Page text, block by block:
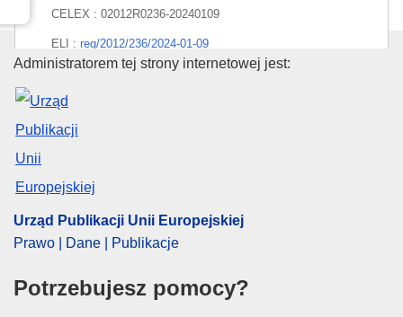
CELEX : 02012R0236-20240109
ELI : reg/2012/236/2024-01-09
Urząd Publikacji Unii
Administratorem tej strony internetowej jest:
Urząd Publikacji Unii Europejskiej
Prawo | Dane | Publikacje
Potrzebujesz pomocy?